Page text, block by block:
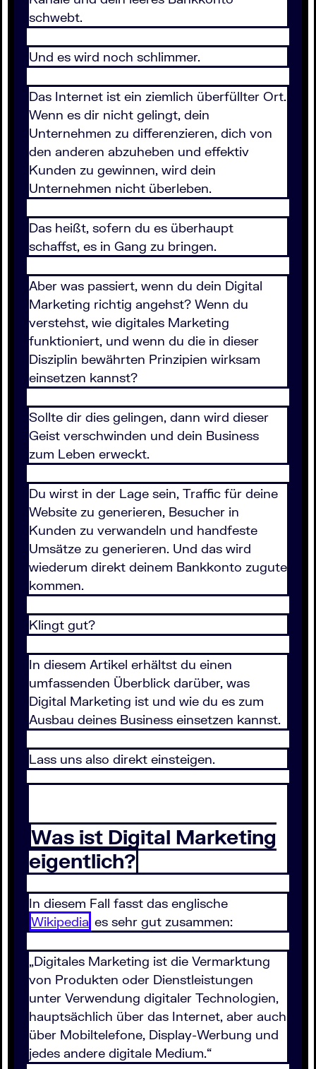
schwebt.
Und es wird noch schlimmer.
Das Internet ist ein ziemlich überfüllter Ort.
Wenn es dir nicht gelingt, dein
Unternehmen zu differenzieren, dich von
den anderen abzuheben und effektiv
Kunden zu gewinnen, wird dein
Unternehmen nicht überleben.
Das heißt, sofern du es überhaupt
schaffst, es in Gang zu bringen.
Aber was passiert, wenn du dein Digital
Marketing richtig angehst? Wenn du
verstehst, wie digitales Marketing
funktioniert, und wenn du die in dieser
Disziplin bewährten Prinzipien wirksam
einsetzen kannst?
Sollte dir dies gelingen, dann wird dieser
Geist verschwinden und dein Business
zum Leben erweckt.
Du wirst in der Lage sein, Traffic für deine
Website zu generieren, Besucher in
Kunden zu verwandeln und handfeste
Umsätze zu generieren. Und das wird
wiederum direkt deinem Bankkonto zugute
kommen.
Klingt gut?
In diesem Artikel erhältst du einen
umfassenden Überblick darüber, was
Digital Marketing ist und wie du es zum
Ausbau deines Business einsetzen kannst.
Lass uns also direkt einsteigen.
Was ist Digital Marketing
eigentlich?
In diesem Fall fasst das englische
Wikipedia es sehr gut zusammen:
„Digitales Marketing ist die Vermarktung
von Produkten oder Dienstleistungen
unter Verwendung digitaler Technologien,
hauptsächlich über das Internet, aber auch
über Mobiltelefone, Display-Werbung und
jedes andere digitale Medium.“